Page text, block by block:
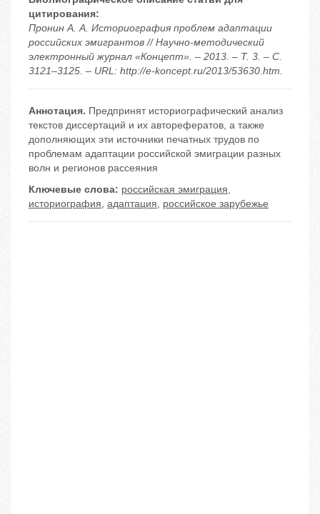
цитирования:
Пронин А. А. Историография проблем адаптации
российских эмигрантов // Научно-методический
электронный журнал «Концепт». – 2013. – Т. 3. – С.
3121–3125. – URL: http://e-koncept.ru/2013/53630.htm.
Аннотация. Предпринят историографический анализ
текстов диссертаций и их авторефератов, а также
дополняющих эти источники печатных трудов по
проблемам адаптации российской эмиграции разных
волн и регионов рассеяния
Ключевые слова: российская эмиграция,
историография, адаптация, российское зарубежье